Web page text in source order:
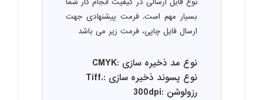
بسیار مهم است. فرمت پیشنهادی جهت
ارسال فایل چاپی، فرمت زیر می باشد
نوع مد ذخیره سازی :CMYK
نوع پسوند ذخیره سازی :.Tiff
رزولوشن :300dpi